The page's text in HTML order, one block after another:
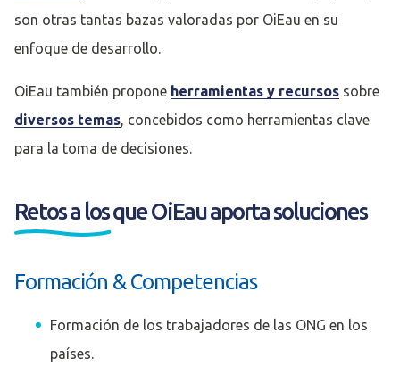
son otras tantas bazas valoradas por OiEau en su
enfoque de desarrollo.
OiEau también propone herramientas y recursos sobre
diversos temas, concebidos como herramientas clave
para la toma de decisiones.
Retos a los que OiEau aporta soluciones
Formación & Competencias
Formación de los trabajadores de las ONG en los
países.